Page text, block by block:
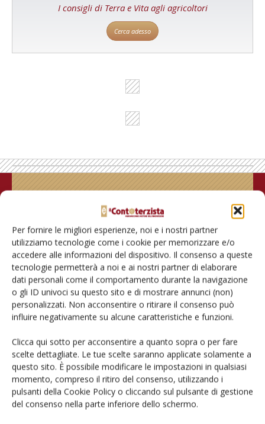
Per fornire le migliori esperienze, noi e i nostri partner
utilizziamo tecnologie come i cookie per memorizzare e/o
accedere alle informazioni del dispositivo. Il consenso a queste
tecnologie permetterà a noi e ai nostri partner di elaborare
dati personali come il comportamento durante la navigazione
o gli ID univoci su questo sito e di mostrare annunci (non)
personalizzati. Non acconsentire o ritirare il consenso può
influire negativamente su alcune caratteristiche e funzioni.
Clicca qui sotto per acconsentire a quanto sopra o per fare
scelte dettagliate. Le tue scelte saranno applicate solamente a
questo sito. È possibile modificare le impostazioni in qualsiasi
momento, compreso il ritiro del consenso, utilizzando i
pulsanti della Cookie Policy o cliccando sul pulsante di gestione
del consenso nella parte inferiore dello schermo.
I consigli di Terra e Vita agli agricoltori
Cerca adesso
Rimani aggiornato sul mondo
dell’agricoltura
Iscriviti alle nostre newsletter